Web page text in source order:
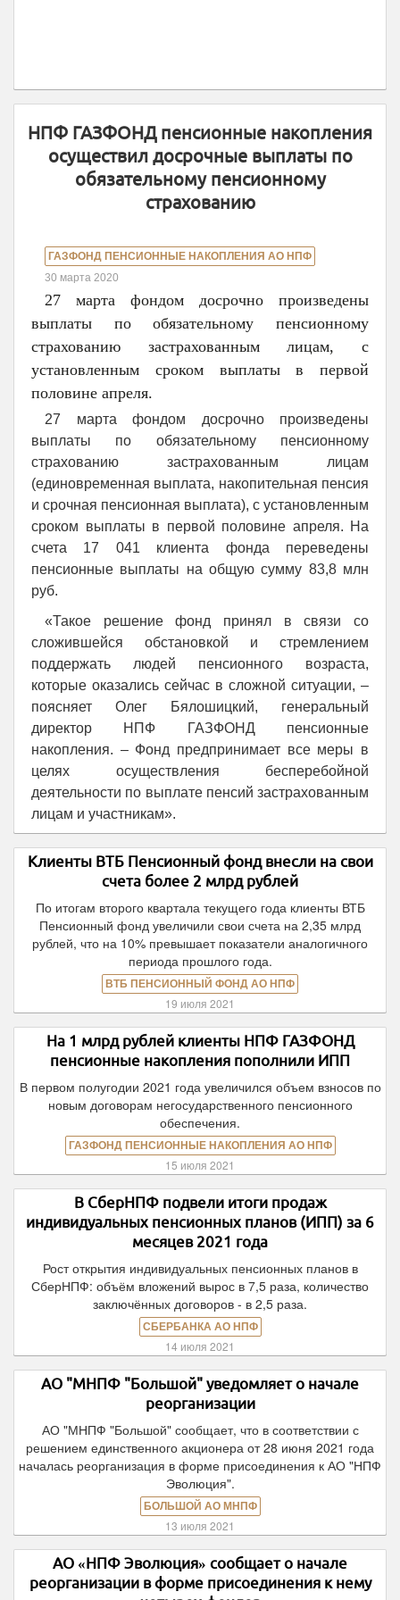
НПФ ГАЗФОНД пенсионные накопления
осуществил досрочные выплаты по
обязательному пенсионному
страхованию
ГАЗФОНД ПЕНСИОННЫЕ НАКОПЛЕНИЯ АО НПФ
30 марта 2020
27 марта фондом досрочно произведены
выплаты по обязательному пенсионному
страхованию застрахованным лицам, с
установленным сроком выплаты в первой
половине апреля.
27 марта фондом досрочно произведены
выплаты по обязательному пенсионному
страхованию застрахованным лицам
(единовременная выплата, накопительная пенсия
и срочная пенсионная выплата), с установленным
сроком выплаты в первой половине апреля. На
счета 17 041 клиента фонда переведены
пенсионные выплаты на общую сумму 83,8 млн
руб.
«Такое решение фонд принял в связи со
сложившейся обстановкой и стремлением
поддержать людей пенсионного возраста,
которые оказались сейчас в сложной ситуации, –
поясняет Олег Бялошицкий, генеральный
директор НПФ ГАЗФОНД пенсионные
накопления. – Фонд предпринимает все меры в
целях осуществления бесперебойной
деятельности по выплате пенсий застрахованным
лицам и участникам».
Клиенты ВТБ Пенсионный фонд внесли на свои
счета более 2 млрд рублей
По итогам второго квартала текущего года клиенты ВТБ
Пенсионный фонд увеличили свои счета на 2,35 млрд
рублей, что на 10% превышает показатели аналогичного
периода прошлого года.
ВТБ ПЕНСИОННЫЙ ФОНД АО НПФ
19 июля 2021
На 1 млрд рублей клиенты НПФ ГАЗФОНД
пенсионные накопления пополнили ИПП
В первом полугодии 2021 года увеличился объем взносов по
новым договорам негосударственного пенсионного
обеспечения.
ГАЗФОНД ПЕНСИОННЫЕ НАКОПЛЕНИЯ АО НПФ
15 июля 2021
В СберНПФ подвели итоги продаж
индивидуальных пенсионных планов (ИПП) за 6
месяцев 2021 года
Рост открытия индивидуальных пенсионных планов в
СберНПФ: объём вложений вырос в 7,5 раза, количество
заключённых договоров - в 2,5 раза.
СБЕРБАНКА АО НПФ
14 июля 2021
АО "МНПФ "Большой" уведомляет о начале
реорганизации
АО "МНПФ "Большой" сообщает, что в соответствии с
решением единственного акционера от 28 июня 2021 года
началась реорганизация в форме присоединения к АО "НПФ
Эволюция".
БОЛЬШОЙ АО МНПФ
13 июля 2021
АО «НПФ Эволюция» сообщает о начале
реорганизации в форме присоединения к нему